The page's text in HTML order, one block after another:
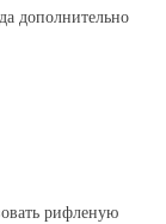
дополнительно
рифленую